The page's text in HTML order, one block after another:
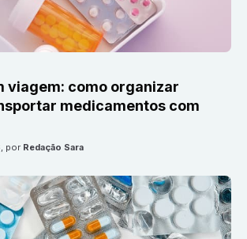
viagem: como organizar
medicamentos com
, por Redação Sara